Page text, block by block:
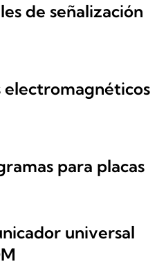
de señalización
electromagnéticos
para placas
universal